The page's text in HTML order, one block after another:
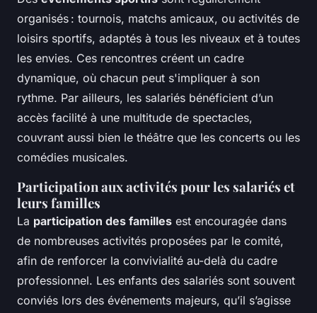
organisés : tournois, matchs amicaux, ou activités de
loisirs sportifs, adaptés à tous les niveaux et à toutes
les envies. Ces rencontres créent un cadre
dynamique, où chacun peut s'impliquer à son
rythme. Par ailleurs, les salariés bénéficient d’un
accès facilité à une multitude de spectacles,
couvrant aussi bien le théâtre que les concerts ou les
comédies musicales.
Participation aux activités pour les salariés et
leurs familles
La participation des familles est encouragée dans
de nombreuses activités proposées par le comité,
afin de renforcer la convivialité au-delà du cadre
professionnel. Les enfants des salariés sont souvent
conviés lors des événements majeurs, qu’il s’agisse